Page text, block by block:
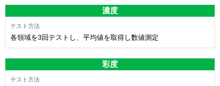
濃度
各領域を3回テストし、平均値を取得し数値測定
彩度